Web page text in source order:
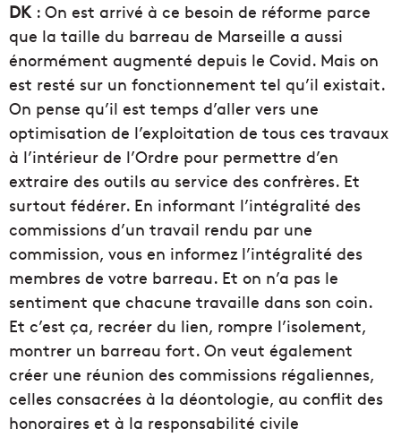
DK : On est arrivé à ce besoin de réforme parce
que la taille du barreau de Marseille a aussi
énormément augmenté depuis le Covid. Mais on
est resté sur un fonctionnement tel qu’il existait.
On pense qu’il est temps d’aller vers une
optimisation de l’exploitation de tous ces travaux
à l’intérieur de l’Ordre pour permettre d’en
extraire des outils au service des confrères. Et
surtout fédérer. En informant l’intégralité des
commissions d’un travail rendu par une
commission, vous en informez l’intégralité des
membres de votre barreau. Et on n’a pas le
sentiment que chacune travaille dans son coin.
Et c’est ça, recréer du lien, rompre l’isolement,
montrer un barreau fort. On veut également
créer une réunion des commissions régaliennes,
celles consacrées à la déontologie, au conflit des
honoraires et à la responsabilité civile